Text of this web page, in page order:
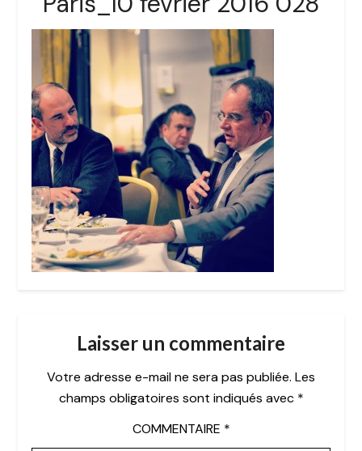
Laisser un commentaire
Votre adresse e-mail ne sera pas publiée. Les
champs obligatoires sont indiqués avec *
COMMENTAIRE *